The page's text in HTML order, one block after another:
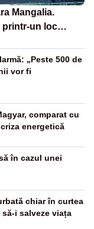
Mangalia.
printr-un loc
„Peste 500 de
vor fi
comparat cu
energetică
în cazul unei
chiar în curtea
i salveze viața